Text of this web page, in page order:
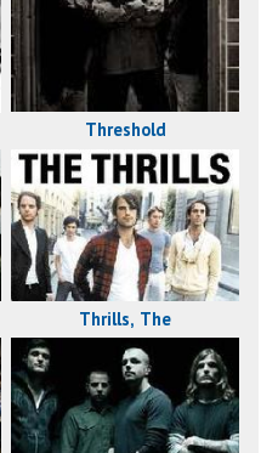
Threshold
Thrills, The